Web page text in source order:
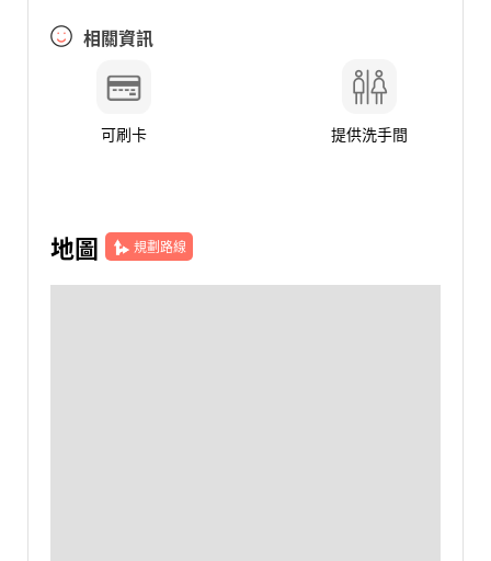
相關資訊
可刷卡 提供洗手間
地圖 規劃路線